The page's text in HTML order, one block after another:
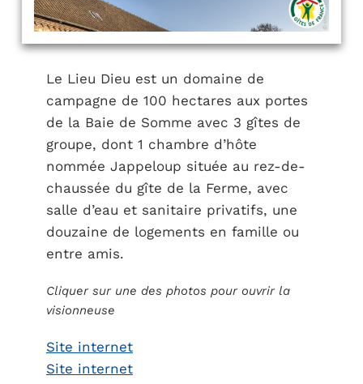
Le Lieu Dieu est un domaine de
campagne de 100 hectares aux portes
de la Baie de Somme avec 3 gîtes de
groupe, dont 1 chambre d’hôte
nommée Jappeloup située au rez-de-
chaussée du gîte de la Ferme, avec
salle d’eau et sanitaire privatifs, une
douzaine de logements en famille ou
entre amis.
Cliquer sur une des photos pour ouvrir la
visionneuse
Site internet
Site internet